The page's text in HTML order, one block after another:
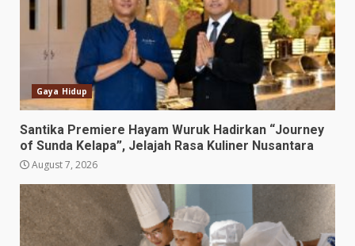
Gaya Hidup
Santika Premiere Hayam Wuruk Hadirkan “Journey
of Sunda Kelapa”, Jelajah Rasa Kuliner Nusantara
August 7, 2026